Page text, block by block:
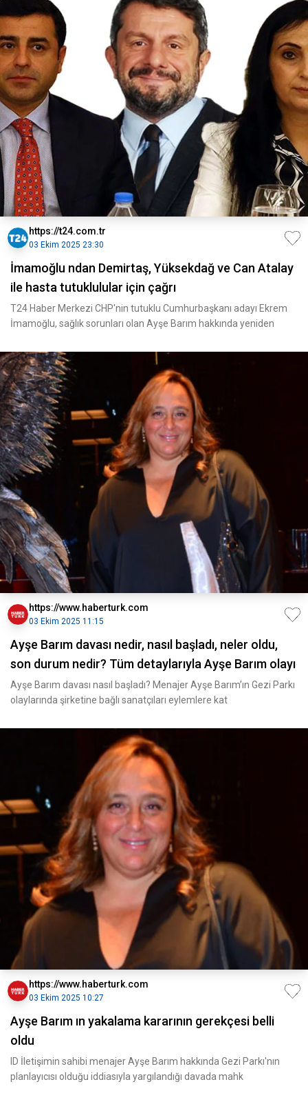
https://t24.com.tr
03 Ekim 2025 23:30
İmamoğlu ndan Demirtaş, Yüksekdağ ve Can Atalay
ile hasta tutuklulular için çağrı
T24 Haber Merkezi CHP'nin tutuklu Cumhurbaşkanı adayı Ekrem
İmamoğlu, sağlık sorunları olan Ayşe Barım hakkında yeniden
https://www.haberturk.com
03 Ekim 2025 11:15
Ayşe Barım davası nedir, nasıl başladı, neler oldu,
son durum nedir? Tüm detaylarıyla Ayşe Barım olayı
Ayşe Barım davası nasıl başladı? Menajer Ayşe Barım’ın Gezi Parkı
olaylarında şirketine bağlı sanatçıları eylemlere kat
https://www.haberturk.com
03 Ekim 2025 10:27
Ayşe Barım ın yakalama kararının gerekçesi belli
oldu
ID İletişimin sahibi menajer Ayşe Barım hakkında Gezi Parkı'nın
planlayıcısı olduğu iddiasıyla yargılandığı davada mahk